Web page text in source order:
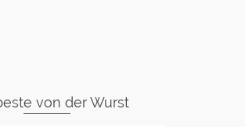
von der Wurst